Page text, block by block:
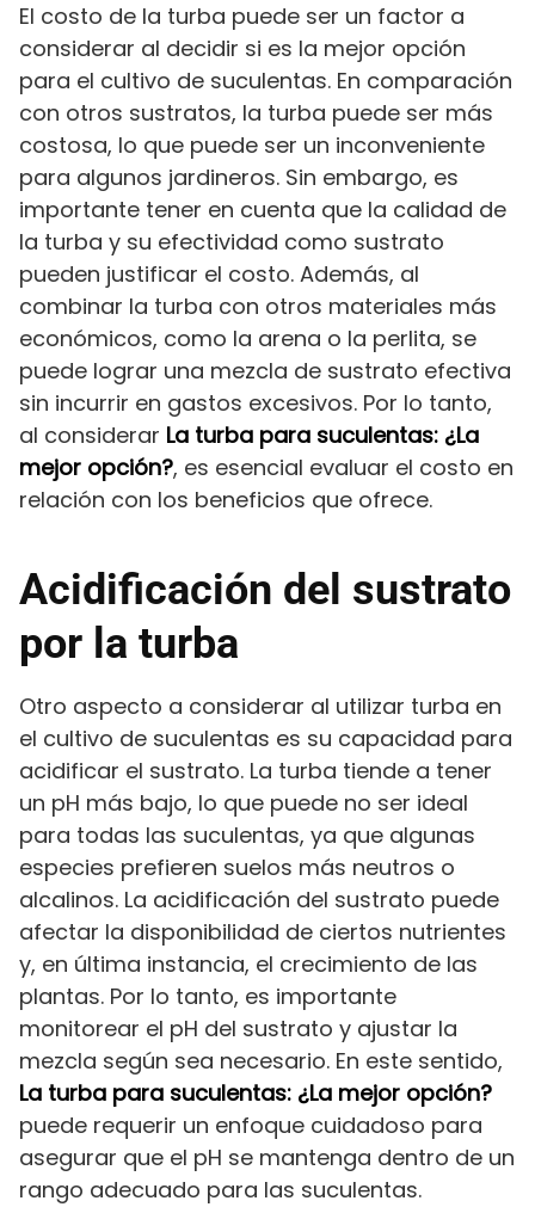
El costo de la turba puede ser un factor a
considerar al decidir si es la mejor opción
para el cultivo de suculentas. En comparación
con otros sustratos, la turba puede ser más
costosa, lo que puede ser un inconveniente
para algunos jardineros. Sin embargo, es
importante tener en cuenta que la calidad de
la turba y su efectividad como sustrato
pueden justificar el costo. Además, al
combinar la turba con otros materiales más
económicos, como la arena o la perlita, se
puede lograr una mezcla de sustrato efectiva
sin incurrir en gastos excesivos. Por lo tanto,
al considerar La turba para suculentas: ¿La
mejor opción?, es esencial evaluar el costo en
relación con los beneficios que ofrece.
Acidificación del sustrato
por la turba
Otro aspecto a considerar al utilizar turba en
el cultivo de suculentas es su capacidad para
acidificar el sustrato. La turba tiende a tener
un pH más bajo, lo que puede no ser ideal
para todas las suculentas, ya que algunas
especies prefieren suelos más neutros o
alcalinos. La acidificación del sustrato puede
afectar la disponibilidad de ciertos nutrientes
y, en última instancia, el crecimiento de las
plantas. Por lo tanto, es importante
monitorear el pH del sustrato y ajustar la
mezcla según sea necesario. En este sentido,
La turba para suculentas: ¿La mejor opción?
puede requerir un enfoque cuidadoso para
asegurar que el pH se mantenga dentro de un
rango adecuado para las suculentas.